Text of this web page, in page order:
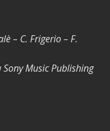
– C. Frigerio – F.
Music Publishing